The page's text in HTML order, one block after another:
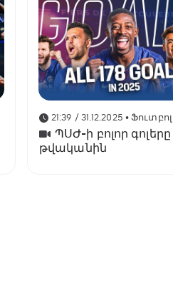
21:39 / 31.12.2025 • Ֆուտբոլ
ՊՍԺ-ի բոլոր գոլերը
թվականին